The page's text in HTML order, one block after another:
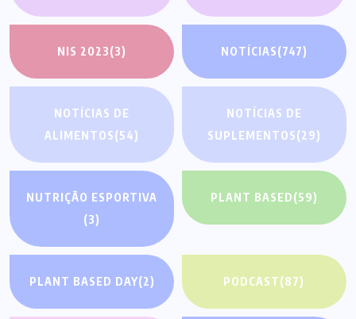
NIS 2023(3) NOTÍCIAS(747)
NOTÍCIAS DE
ALIMENTOS(54)
NOTÍCIAS DE
SUPLEMENTOS(29)
NUTRIÇÃO ESPORTIVA
(3)
PLANT BASED(59)
PLANT BASED DAY(2) PODCAST(87)